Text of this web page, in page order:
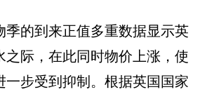
的到来正值多重数据显示英
之际，在此同时物价上涨，使
步受到抑制。根据英国国家